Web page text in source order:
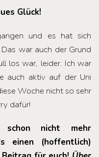
Glück!
und es hat sich
war auch der Grund
los war, leider. Ich war
auch aktiv auf der Uni
Woche nicht so sehr
dafür!
nicht mehr
einen (hoffentlich)